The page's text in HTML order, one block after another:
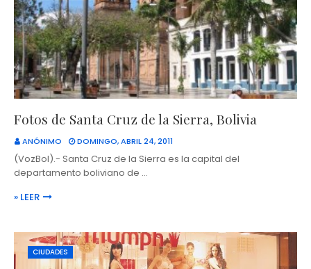
Fotos de Santa Cruz de la Sierra, Bolivia
ANÓNIMO DOMINGO, ABRIL 24, 2011
(VozBol).- Santa Cruz de la Sierra es la capital del
departamento boliviano de …
» LEER
CIUDADES